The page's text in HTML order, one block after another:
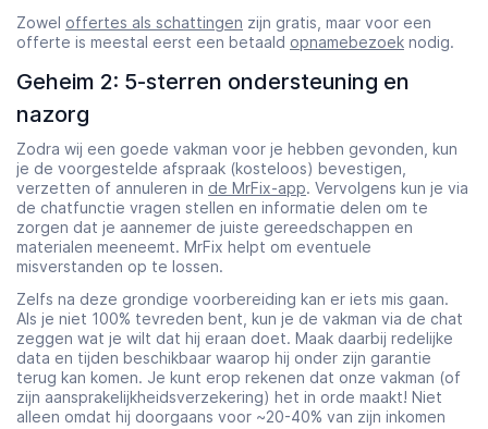
Zowel offertes als schattingen zijn gratis, maar voor een
offerte is meestal eerst een betaald opnamebezoek nodig.
Geheim 2: 5-sterren ondersteuning en
nazorg
Zodra wij een goede vakman voor je hebben gevonden, kun
je de voorgestelde afspraak (kosteloos) bevestigen,
verzetten of annuleren in de MrFix-app. Vervolgens kun je via
de chatfunctie vragen stellen en informatie delen om te
zorgen dat je aannemer de juiste gereedschappen en
materialen meeneemt. MrFix helpt om eventuele
misverstanden op te lossen.
Zelfs na deze grondige voorbereiding kan er iets mis gaan.
Als je niet 100% tevreden bent, kun je de vakman via de chat
zeggen wat je wilt dat hij eraan doet. Maak daarbij redelijke
data en tijden beschikbaar waarop hij onder zijn garantie
terug kan komen. Je kunt erop rekenen dat onze vakman (of
zijn aansprakelijkheidsverzekering) het in orde maakt! Niet
alleen omdat hij doorgaans voor ~20-40% van zijn inkomen